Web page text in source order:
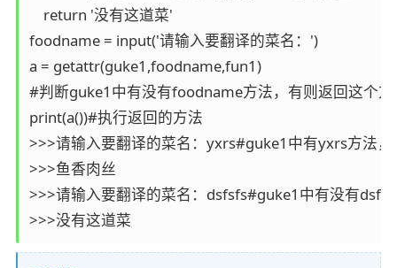
    return '没有这道菜'
foodname = input('请输入要翻译的菜名：')
a = getattr(guke1,foodname,fun1)
#判断guke1中有没有foodname方法，有则返回这个
print(a())#执行返回的方法
>>>请输入要翻译的菜名：yxrs#guke1中有yxrs方法，
>>>鱼香肉丝
>>>请输入要翻译的菜名：dsfsfs#guke1中有没有
>>>没有这道菜